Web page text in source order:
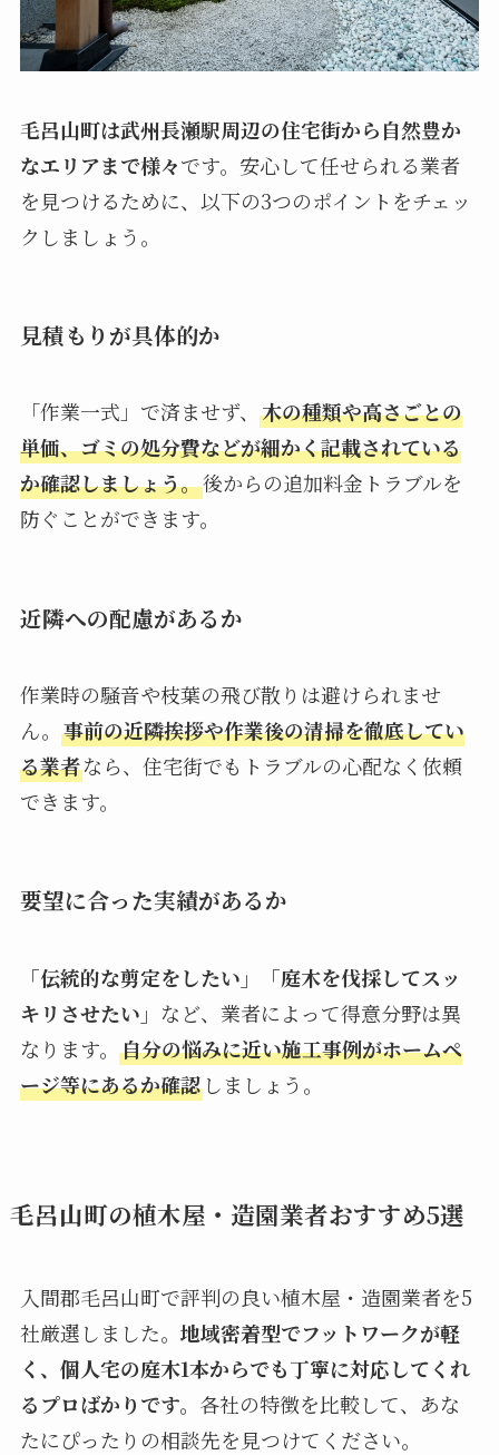
毛呂山町は武州長瀬駅周辺の住宅街から自然豊か
なエリアまで様々です。安心して任せられる業者
を見つけるために、以下の3つのポイントをチェッ
クしましょう。
見積もりが具体的か
「作業一式」で済ませず、 木の種類や高さごとの
単価、ゴミの処分費などが細かく記載されている
か確認しましょう。後からの追加料金トラブルを
防ぐことができます。
近隣への配慮があるか
作業時の騒音や枝葉の飛び散りは避けられませ
ん。 事前の近隣挨拶や作業後の清掃を徹底してい
る業者なら、住宅街でもトラブルの心配なく依頼
できます。
要望に合った実績があるか
「伝統的な剪定をしたい」「庭木を伐採してスッ
キリさせたい」 など、業者によって得意分野は異
なります。 自分の悩みに近い施工事例がホームペ
ージ等にあるか確認しましょう。
毛呂山町の植木屋・造園業者おすすめ5選
入間郡毛呂山町で評判の良い植木屋・造園業者を5
社厳選しました。 地域密着型でフットワークが軽
く、個人宅の庭木1本からでも丁寧に対応してくれ
るプロばかりです。 各社の特徴を比較して、あな
たにぴったりの相談先を見つけてください。